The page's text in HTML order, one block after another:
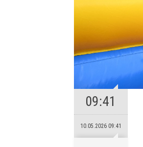
09:41
10.05.2026 09:41